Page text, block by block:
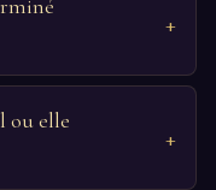
ou elle